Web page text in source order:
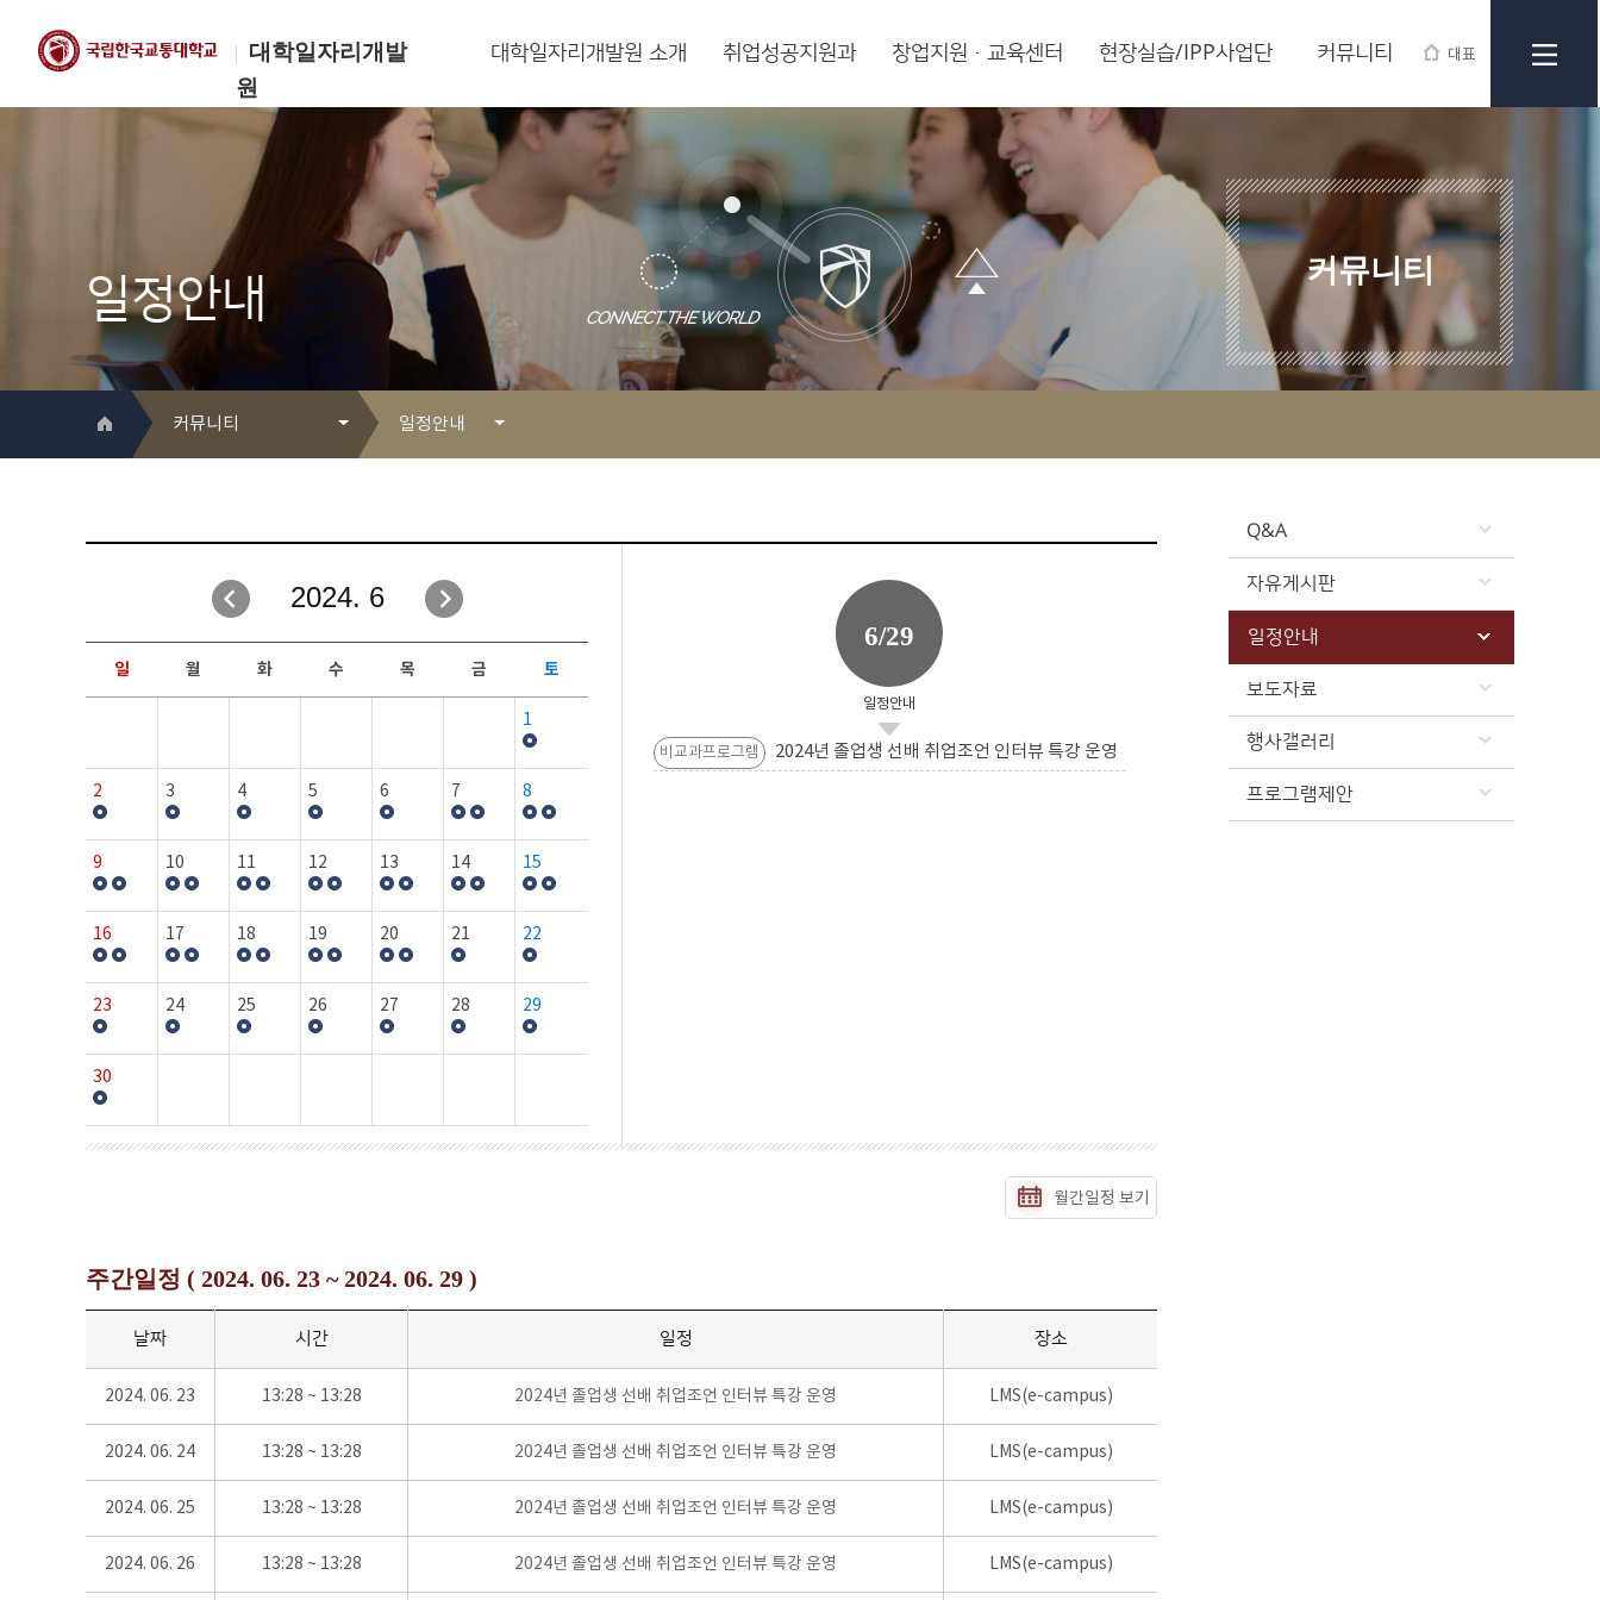
대학일자리개발
원
대표
한국교통대학교
대학일자리개발원
대학일자리개발원 소개 취업성공지원과 창업지원·교육센터 현장실습/IPP사업단 커뮤니티
일정안내
커뮤니티
커뮤니티
취업성공지원과
창업지원·교육센터
현장실습/IPP사업단
커뮤니티
일정안내
자유게시판
일정안내
보도자료
행사갤러리
Q&A
자유게시판
일정안내
보도자료
행사갤러리
프로그램제안
2024. 6
일 월 화 수 목 금 토
1
2 3 4 5 6 7 8
9 10 11 12 13 14 15
16 17 18 19 20 21 22
23 24 25 26 27 28 29
30
6/29
일정안내
비교과프로그램 2024년 졸업생 선배 취업조언 인터뷰 특강 운영
월간일정 보기
주간일정 ( 2024. 06. 23 ~ 2024. 06. 29 )
날짜 시간 일정 장소
2024. 06. 23 13:28 ~ 13:28 2024년 졸업생 선배 취업조언 인터뷰 특강 운영 LMS(e-campus)
2024. 06. 24 13:28 ~ 13:28 2024년 졸업생 선배 취업조언 인터뷰 특강 운영 LMS(e-campus)
2024. 06. 25 13:28 ~ 13:28 2024년 졸업생 선배 취업조언 인터뷰 특강 운영 LMS(e-campus)
2024. 06. 26 13:28 ~ 13:28 2024년 졸업생 선배 취업조언 인터뷰 특강 운영 LMS(e-campus)